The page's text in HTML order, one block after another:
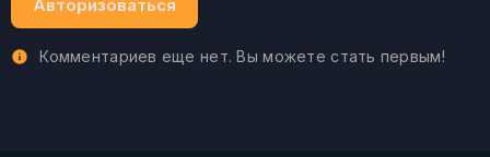
Авторизоваться
Комментариев еще нет. Вы можете стать первым!